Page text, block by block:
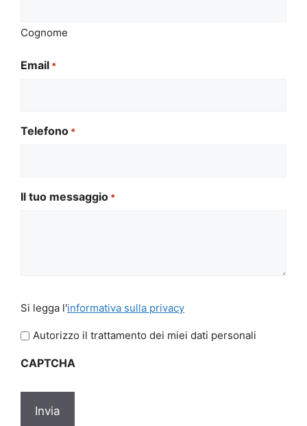
Cognome
Email *
Telefono *
Il tuo messaggio *
legga
l'informativa
privacy
Si legga l'informativa sulla privacy
Autorizzo il trattamento dei miei dati personali
CAPTCHA